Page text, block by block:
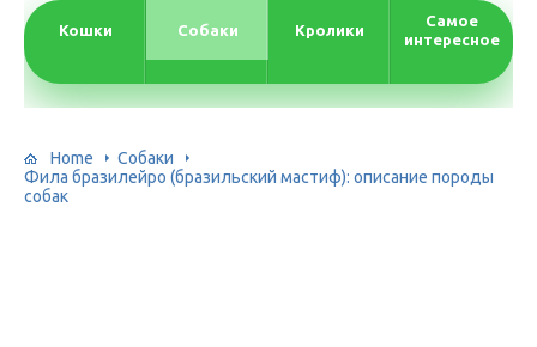
Кошки Собаки Кролики
Самое
интересное
Home
Собаки
Фила бразилейро (бразильский мастиф): описание породы
собак